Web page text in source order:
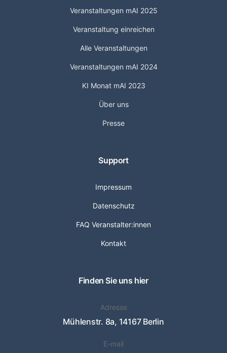
Veranstaltungen mAI 2025
Veranstaltung einreichen
Alle Veranstaltungen
Veranstaltungen mAI 2024
KI Monat mAI 2023
Über uns
Presse
Support
Impressum
Datenschutz
FAQ Veranstalter:innen
Kontakt
Finden Sie uns hier
Adresse
Mühlenstr. 8a, 14167 Berlin
E-mail